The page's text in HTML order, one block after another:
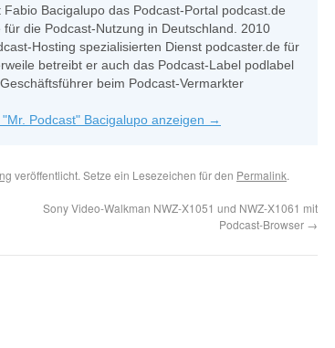
Bacigalupo das Podcast-Portal podcast.de
die Podcast-Nutzung in Deutschland. 2010
Hosting spezialisierten Dienst podcaster.de für
betreibt er auch das Podcast-Label podlabel
beim Podcast-Vermarkter
Podcast" Bacigalupo anzeigen →
veröffentlicht. Setze ein Lesezeichen für den Permalink.
Sony Video-Walkman NWZ-X1051 und NWZ-X1061 mit
Podcast-Browser →